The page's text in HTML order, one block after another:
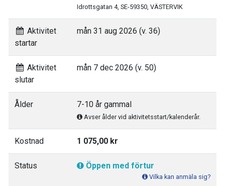
Idrottsgatan 4, SE-59350, VÄSTERVIK
Aktivitet
startar
mån 31 aug 2026 (v. 36)
Aktivitet
slutar
mån 7 dec 2026 (v. 50)
Ålder 7-10 år gammal
Avser ålder vid aktivitetsstart/kalenderår.
Kostnad 1 075,00 kr
Status Öppen med förtur
Vilka kan anmäla sig?